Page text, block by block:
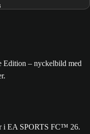
i EA SPORTS FC™ 26.